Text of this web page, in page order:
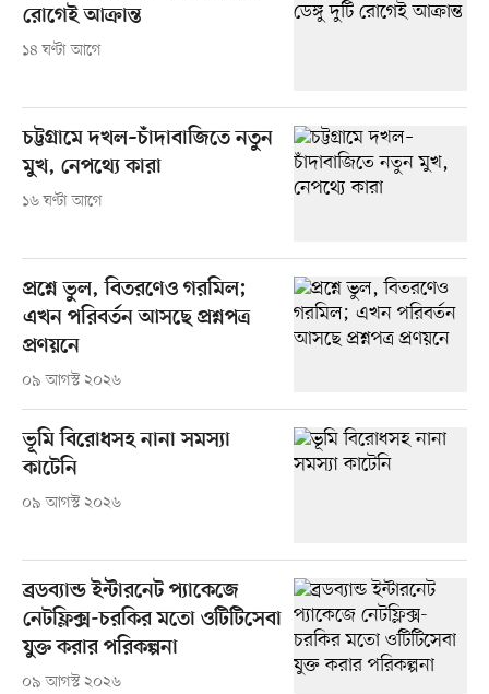
রোগেই আক্রান্ত
১৪ ঘণ্টা আগে
চট্টগ্রামে দখল–চাঁদাবাজিতে নতুন
মুখ, নেপথ্যে কারা
১৬ ঘণ্টা আগে
প্রশ্নে ভুল, বিতরণেও গরমিল;
এখন পরিবর্তন আসছে প্রশ্নপত্র
প্রণয়নে
০৯ আগস্ট ২০২৬
ভূমি বিরোধসহ নানা সমস্যা
কাটেনি
০৯ আগস্ট ২০২৬
ব্রডব্যান্ড ইন্টারনেট প্যাকেজে
নেটফ্লিক্স-চরকির মতো ওটিটিসেবা
যুক্ত করার পরিকল্পনা
০৯ আগস্ট ২০২৬